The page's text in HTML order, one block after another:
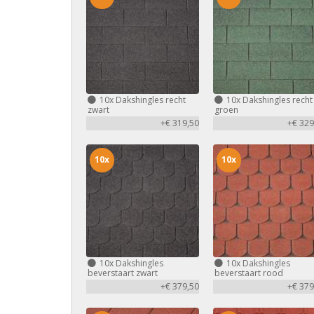
10x Dakshingles recht
zwart
+€ 319,50
10xDakshingles recht
groen
+€
10x Dakshingles
beverstaart zwart
+€ 379,50
10x
10xDakshingles
beverstaart rood
+€
10x